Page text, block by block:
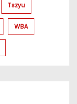
Tszyu
WBA